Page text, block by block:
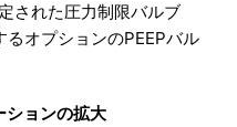
された圧力制限バルブ
るオプションのPEEPバル
ションの拡大